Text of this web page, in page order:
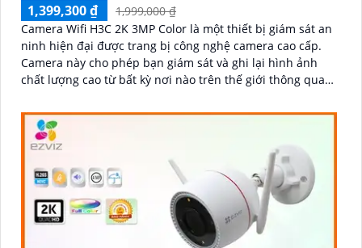
1,399,300 ₫
1,999,000 ₫
Camera Wifi H3C 2K 3MP Color là một thiết bị giám sát an
ninh hiện đại được trang bị công nghệ camera cao cấp.
Camera này cho phép bạn giám sát và ghi lại hình ảnh
chất lượng cao từ bất kỳ nơi nào trên thế giới thông qua